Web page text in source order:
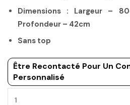
Dimensions : Largeur –
Profondeur – 42cm
Sans top
Être Recontacté Pour Un
Personnalisé